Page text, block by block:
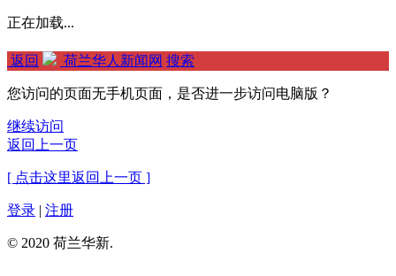
正在加载...
返回 荷兰华人新闻网 搜索
您访问的页面无手机页面，是否进一步访问电脑版？
继续访问
返回上一页
[ 点击这里返回上一页 ]
登录 | 注册
© 2020 荷兰华新.